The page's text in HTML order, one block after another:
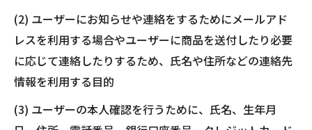
(2) ユーザーにお知らせや連絡をするためにメールアド
レスを利用する場合やユーザーに商品を送付したり必要
に応じて連絡したりするため、氏名や住所などの連絡先
情報を利用する目的
(3) ユーザーの本人確認を行うために、氏名、生年月